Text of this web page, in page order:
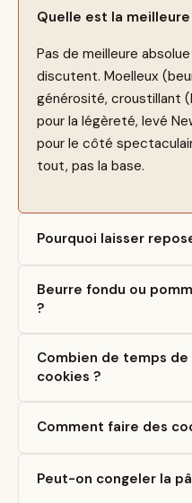
Quelle est la
Pas de meilleure
discutent. Moelleux
générosité, croustillant
pour la légèreté, levé
pour le côté
tout, pas la base.
Pourquoi laisser
Beurre fondu ou
?
Combien de temps
cookies ?
Comment faire des
Peut-on congeler la